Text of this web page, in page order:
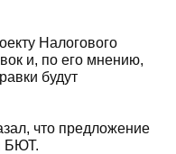
Налогового
и, по его мнению,
будут
что предложение
БЮТ.